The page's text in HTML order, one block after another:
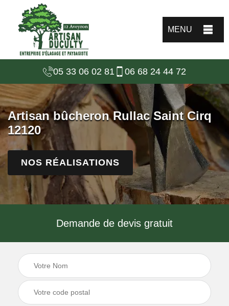
MENU
05 33 06 02 81 06 68 24 44 72
Artisan bûcheron Rullac Saint Cirq
12120
NOS RÉALISATIONS
Demande de devis gratuit